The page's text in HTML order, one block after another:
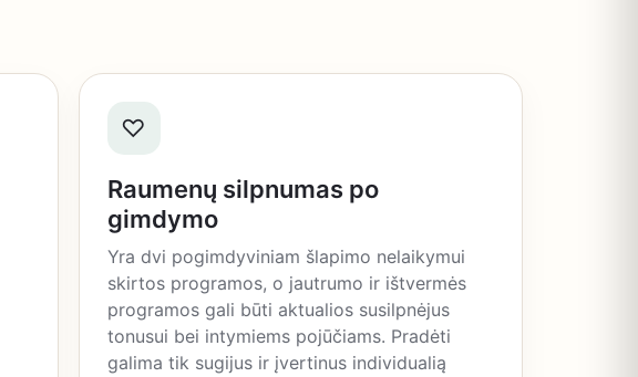
♡
Raumenų silpnumas po
gimdymo
Yra dvi pogimdyviniam šlapimo nelaikymui
skirtos programos, o jautrumo ir ištvermės
programos gali būti aktualios susilpnėjus
tonusui bei intymiems pojūčiams. Pradėti
galima tik sugijus ir įvertinus individualią